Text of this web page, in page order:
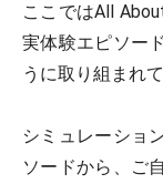
ここではAll
実体験エピソー
うに取り組まれ
シミュレーショ
ソードから、ご